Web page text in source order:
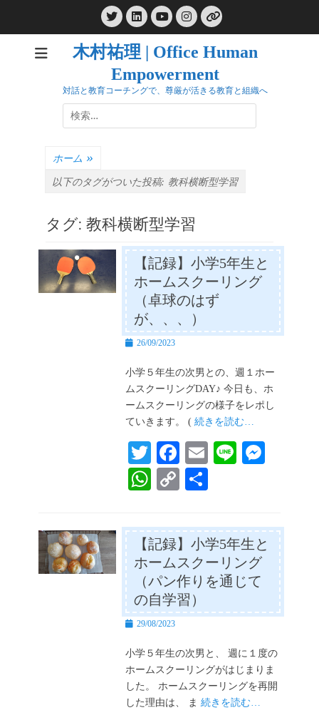
TwitterLinkedIn
YouTube
Instagram
リ
ン
ク
木村祐理 | Office Human
Empowerment
対話と教育コーチングで、尊厳が活きる教育と組織へ
検
索:
ホーム »
以下のタグがついた投稿: 教科横断型学習
タグ: 教科横断型学習
【記録】小学5年生と
ホームスクーリング
（卓球のはず
が、、、）
投
日
26/09/2023
小学５年生の次男との、週１ホー
ムスクーリングDAY♪ 今日も、ホ
ームスクーリングの様子をレポし
ていきます。 (続きを読む…
T
wi
tte
r
Fa
ce
bo
ok
E
Li
ng
er
W
ts
A
pp
C
y
Li
nk
【記録】小学5年生と
ホームスクーリング
（パン作りを通じて
の自学習）
投
日
29/08/2023
小学５年生の次男と、 週に１度の
ホームスクーリングがはじまりま
した。 ホームスクーリングを再開
した理由は、 ま続きを読む…